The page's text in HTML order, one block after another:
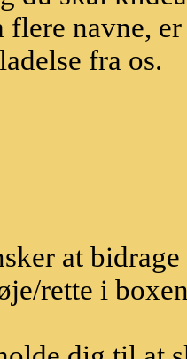
flere navne,
fra os.
at
rette i